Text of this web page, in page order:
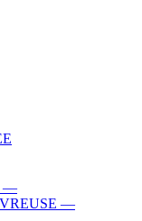
—
—